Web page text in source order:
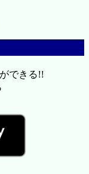
できる!!